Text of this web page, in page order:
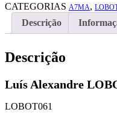
humana
triângulo?"
quantidade
CATEGORIAS A7MA,
Descrição
Descrição
Luís Alexandre
LOBOT061